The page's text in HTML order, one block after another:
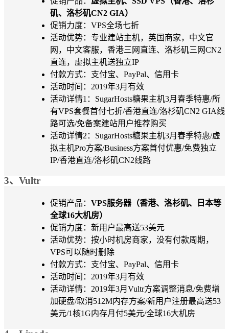
矶、洛杉矶CN2 GIA）
促销力度：VPS全场七折
活动优势：专业建站主机，英国商家，中文官
网，中文客服，香港三网直连、洛杉矶三网CN2
直连，虚拟主机送独立IP
付款方式：支付宝、PayPal、信用卡
活动时间：2019年3月有效
活动详情1：SugarHosts糖果主机3月春季特惠/所
有VPS套餐首付七折/香港直连/洛杉矶CN2 GIA线
路可选/免备案建站用户推荐购买
活动详情2：SugarHosts糖果主机3月春季特惠/虚
拟主机Pro方案/Business方案首付优惠/免费独立
IP/香港直连/洛杉矶CN2线路
3、Vultr
促销产品： VPS服务器（香港、洛杉矶、日本等
全球16大机房）
促销力度：新用户最高送53美元
活动优势：按小时机房商家，没有付款周期，
VPS可以随时删除
付款方式：支付宝、PayPal、信用卡
活动时间：2019年3月有效
活动详情：2019年3月Vultr方案调整消息/免费增
加硬盘/取消512M内存方案/新用户注册最高送53
美元/1核1G内存月付5美元/全球16大机房